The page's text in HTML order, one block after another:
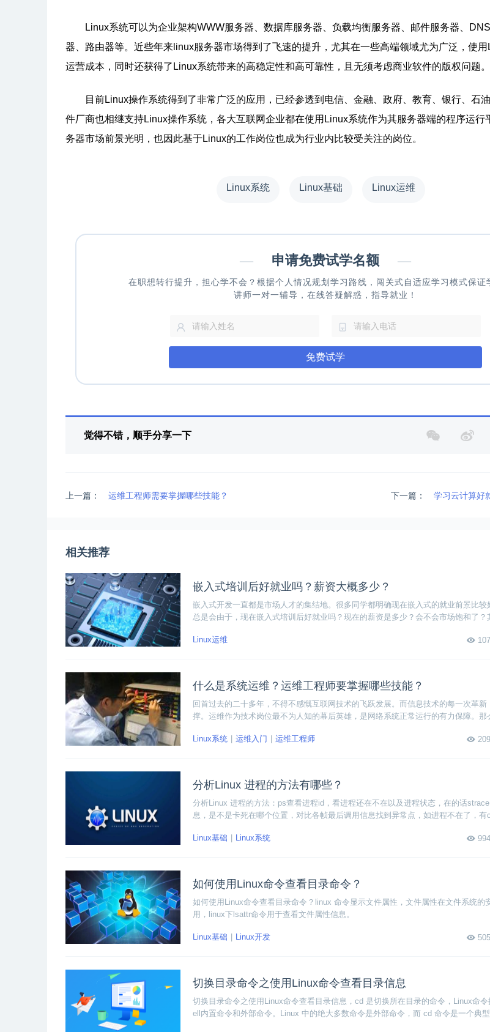
Linux系统可以为企业架构WWW服务器、数据库服务器、负载均衡服务器、邮件服务器、
器、路由器等。近些年来linux服务器市场得到了飞速的提升，尤其在一些高端领域尤为广泛，使
运营成本，同时还获得了Linux系统带来的高稳定性和高可靠性，且无须考虑商业软件的版权问题。
目前Linux操作系统得到了非常广泛的应用，已经参透到电信、金融、政府、教育、银行、石
件厂商也相继支持Linux操作系统，各大互联网企业都在使用Linux系统作为其服务器端的程序运行
务器市场前景光明，也因此基于Linux的工作岗位也成为行业内比较受关注的岗位。
Linux系统 Linux基础 Linux运维
— 申请免费试学名额 —
在职想转行提升，担心学不会？根据个人情况规划学习路线，闯关式自适应学习模式保证
讲师一对一辅导，在线答疑解惑，指导就业！
免费试学
觉得不错，顺手分享一下
上一篇： 运维工程师需要掌握哪些技能？ 下一篇： 学习云计算好
相关推荐
嵌入式培训后好就业吗？薪资大概多少？
嵌入式开发一直都是市场人才的集结地。很多同学都明确现在嵌入式的就业前景比
总是会由于，现在嵌入式培训后好就业吗？现在的薪资是多少？会不会市场饱和了
的市场变化。其次对于互联网而言，技术是安身立命的根本，真正掌握嵌入式开发
Linux运维
什么是系统运维？运维工程师要掌握哪些技能？
回首过去的二十多年，不得不感慨互联网技术的飞跃发展。而信息技术的每一次革
撑。运维作为技术岗位最不为人知的幕后英雄，是网络系统正常运行的有力保障。
Linux系统 运维入门 运维工程师
分析Linux 进程的方法有哪些？
分析Linux 进程的方法：ps查看进程id，看进程还在不在以及进程状态，在的话
息，是不是卡死在哪个位置，对比各帧最后调用信息找到异常点，如进程不在了，有
Linux基础 Linux系统
如何使用Linux命令查看目录命令？
如何使用Linux命令查看目录命令？linux 命令显示文件属性，文件属性在文件系统的
用，linux下lsattr命令用于查看文件属性信息。
Linux基础 Linux开发
切换目录命令之使用Linux命令查看目录信息
切换目录命令之使用Linux命令查看目录信息，cd 是切换所在目录的命令，Linux命
ell内置命令和外部命令。Linux 中的绝大多数命令是外部命令，而 cd 命令是一个典